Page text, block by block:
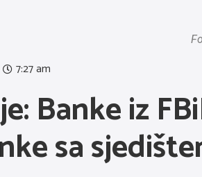
7:27 am
Banke iz
sa